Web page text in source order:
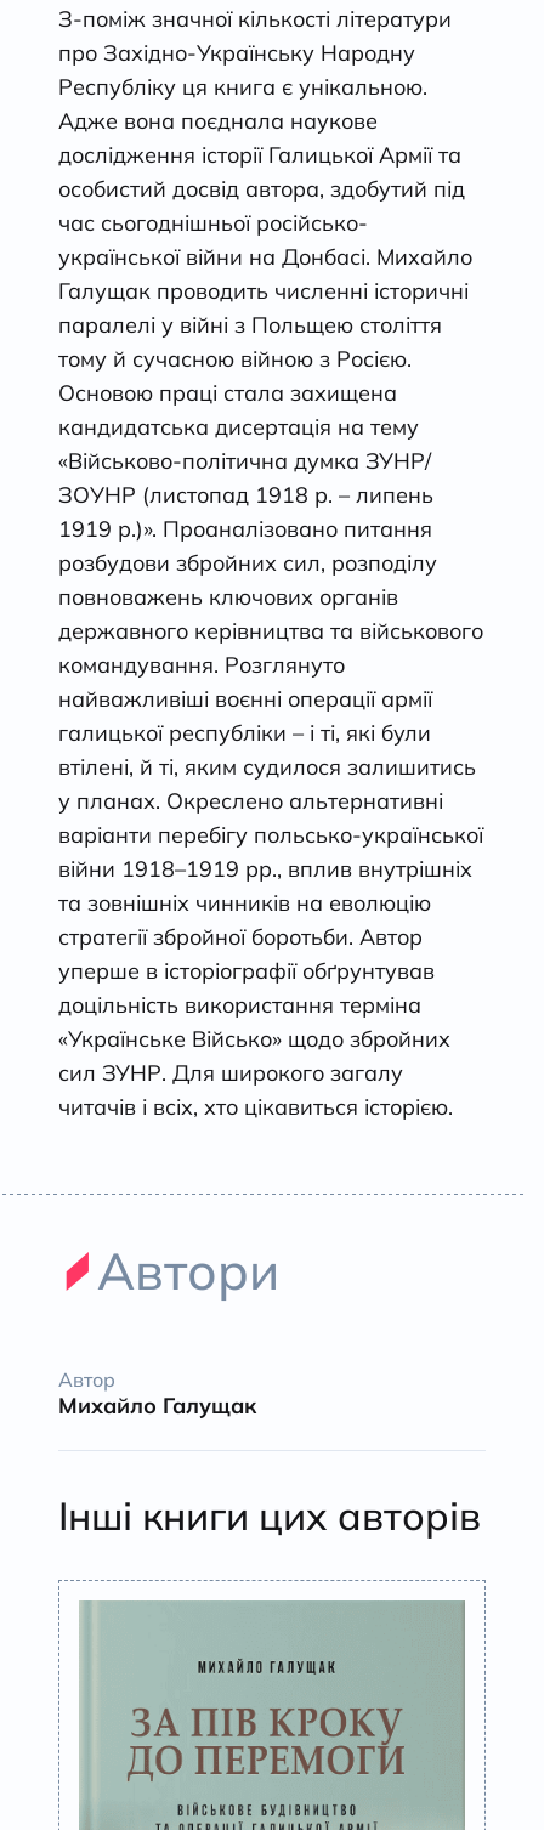
кількість
З-поміж значної кількості літератури
про Західно-Українську Народну
Республіку ця книга є унікальною.
Адже вона поєднала наукове
дослідження історії Галицької Армії та
особистий досвід автора, здобутий під
час сьогоднішньої російсько-
української війни на Донбасі. Михайло
Галущак проводить численні історичні
паралелі у війні з Польщею століття
тому й сучасною війною з Росією.
Основою праці стала захищена
кандидатська дисертація на тему
«Військово-політична думка ЗУНР/
ЗОУНР (листопад 1918 р. – липень
1919 р.)». Проаналізовано питання
розбудови збройних сил, розподілу
повноважень ключових органів
державного керівництва та військового
командування. Розглянуто
найважливіші воєнні операції армії
галицької республіки – і ті, які були
втілені, й ті, яким судилося залишитись
у планах. Окреслено альтернативні
варіанти перебігу польсько-української
війни 1918–1919 рр., вплив внутрішніх
та зовнішніх чинників на еволюцію
стратегії збройної боротьби. Автор
уперше в історіографії обґрунтував
доцільність використання терміна
«Українське Військо» щодо збройних
сил ЗУНР. Для широкого загалу
читачів і всіх, хто цікавиться історією.
Автори
Автор
Михайло Галущак
Інші книги цих авторів